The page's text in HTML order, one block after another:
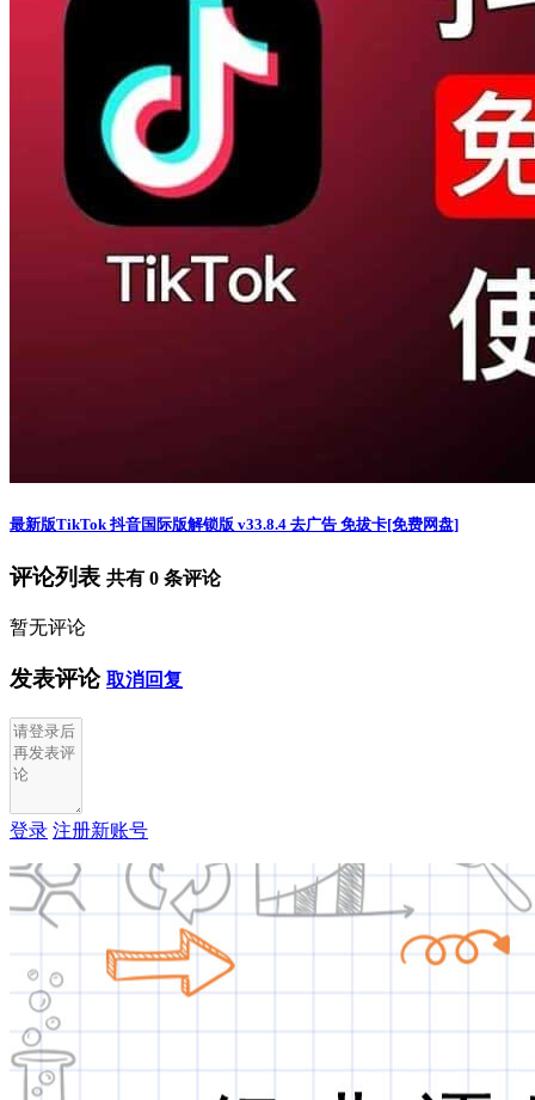
最新版TikTok 抖音国际版解锁版 v33.8.4 去广告 免拔卡[免费网盘]
评论列表 共有 0 条评论
暂无评论
发表评论 取消回复
登录 注册新账号